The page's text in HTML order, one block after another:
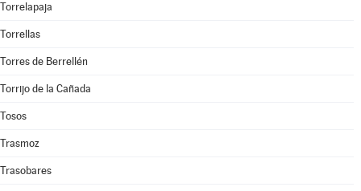
Torrelapaja
Torrellas
Torres de Berrellén
Torrijo de la Cañada
Tosos
Trasmoz
Trasobares